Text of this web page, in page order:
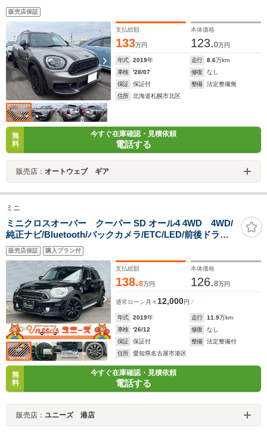
販売店保証
支払総額
133万円
本体価格
123.0万円
年式 2019年 走行 8.6万km
車検
'28/07 修復
なし
保証
保証付 整備
法定整備無
住所
北海道札幌市北区
無
料
今すぐ在庫確認・見積依頼
電話する
販売店： オートウェブ ギア
ミニ
ミニクロスオーバー クーパー SD オール4 4WD 4WD/
純正ナビ/Bluetooth/バックカメラ/ETC/LED/前後ドラレ
コ/コーナーセンサー/衝突軽減ブレーキ/シートカバー/ク
ルコン/ルーフレール/電動パーキング/純正18インチアル
ミ/
販売店保証 購入プラン付
支払総額
138.8万円
本体価格
126.8万円
通常ローン 月々 12,000円
年式 2019年 走行 11.9万km
車検
'26/12 修復
なし
保証
保証付 整備
法定整備付
住所
愛知県名古屋市港区
無
料
今すぐ在庫確認・見積依頼
電話する
販売店： ユニーズ 港店